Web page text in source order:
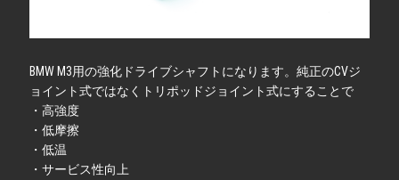
BMW M3用の強化ドライブシャフトになります。純正のCVジ
ョイント式ではなくトリポッドジョイント式にすることで
・高強度
・低摩擦
・低温
・サービス性向上